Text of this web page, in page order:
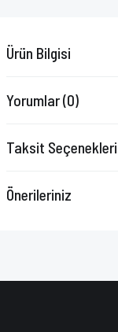
Ürün Bilgisi
Yorumlar (0)
Taksit Seçenekleri
Önerileriniz